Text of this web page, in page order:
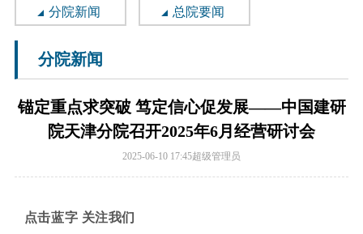
分院新闻 总院要闻
分院新闻
锚定重点求突破 笃定信心促发展——中国建研
院天津分院召开2025年6月经营研讨会
2025-06-10 17:45超级管理员
点击蓝字 关注我们